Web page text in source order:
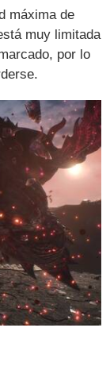
máxima de
muy limitada
por lo